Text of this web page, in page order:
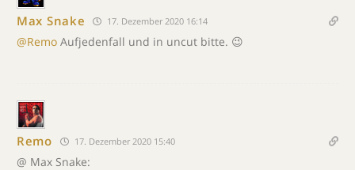
Max Snake 17. Dezember 2020 16:14
@Remo Aufjedenfall und in uncut bitte. 😉
Remo 17. Dezember 2020 15:40
@ Max Snake: